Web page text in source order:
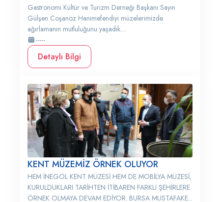
Gastronomi Kültür ve Turizm Derneği Başkanı Sayın
Gülşen Coşanöz Hanımefendiyi müzelerimizde
ağırlamanın mutluluğunu yaşadık....
-----
Detaylı Bilgi
KENT MÜZEMİZ ÖRNEK OLUYOR
HEM İNEGÖL KENT MÜZESİ HEM DE MOBİLYA MÜZESİ,
KURULDUKLARI TARİHTEN İTİBAREN FARKLI ŞEHİRLERE
ÖRNEK OLMAYA DEVAM EDİYOR. BURSA MUSTAFAKE...